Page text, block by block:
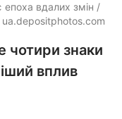
епоха вдалих змін /
чотири знаки
вплив